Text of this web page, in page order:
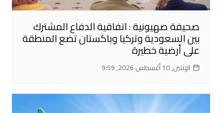
صحيفة صهيونية : اتفاقية الدفاع المشترك
بين السعودية وتركيا وباكستان تضع المنطقة
على أرضية خطيرة
الإثنين, 10 أغسطس 2026, 9:59